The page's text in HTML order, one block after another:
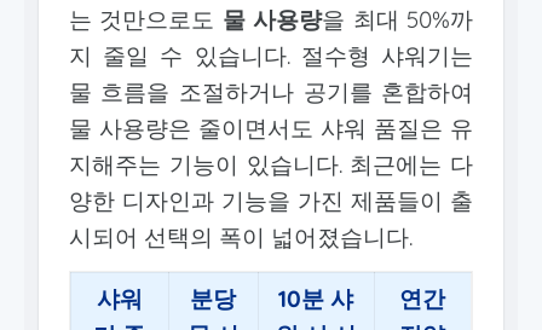
는 것만으로도 물 사용량을 최대 50%까
지 줄일 수 있습니다. 절수형 샤워기는
물 흐름을 조절하거나 공기를 혼합하여
물 사용량은 줄이면서도 샤워 품질은 유
지해주는 기능이 있습니다. 최근에는 다
양한 디자인과 기능을 가진 제품들이 출
시되어 선택의 폭이 넓어졌습니다.
샤워
분당
10분 샤
연간